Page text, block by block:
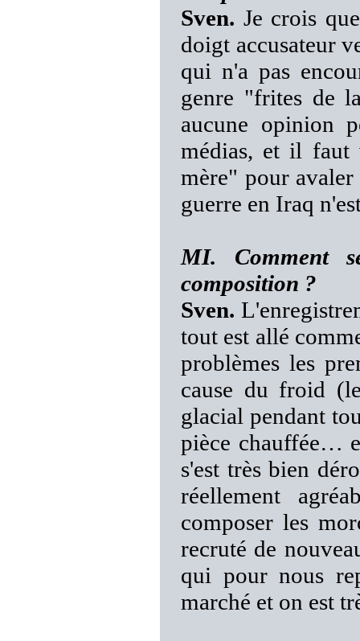
Sven. Je crois
doigt accusateur
qui n'a pas
genre "frites de
aucune opinion
médias, et il faut
mère" pour avaler
guerre en Iraq
MI. Comment
composition ?
Sven.
tout est allé
problèmes les
cause du froid
glacial pendant
pièce chauffée…
s'est très bien
réellement
composer les
recruté de
qui pour nous
marché et on est